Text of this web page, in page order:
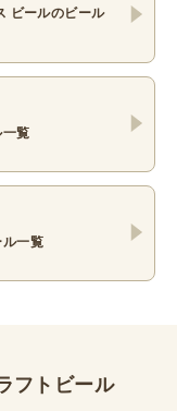
ビールのビール
覧
一覧
フトビール